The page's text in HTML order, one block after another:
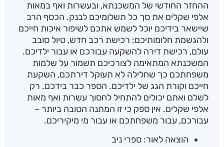
ההחזר החודשי של המשכנתא, ובעשרות ואף במאות
אלפי שקלים את סך כל תשלומיכם לבנק. הכסף הרב
שיישאר בידיכם יוכל לשמש אתכם לשיפור איכות חייכם
ולהגשמת חלומותיכם: רכישת רכב חדש, טיול סובב
עולם, רכישת דירה להשקעה עבורכם או עבור ילדיכם.
המשכנתא המתאימה לצורכיכם תשמור על שלמות
משפחתכם כך שחלילה לא תעוקל דירתכם, השקעת
חייכם וקורת הגג של ילדיכם. הספר כבר בידכם. רק
לשלם ואתם יכולים להתחיל לחסוך עשרות ואף מאות
אלפי שקלים. אין ספק כי זו המתנה הטובה ביותר –
עבורכם, עבור משפחתכם או עבור מי מיקיריכם.
הוצאה לאור: ספרי ניב